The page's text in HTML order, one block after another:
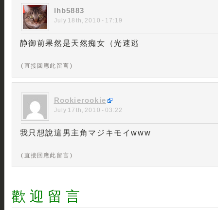
lhb5883
July 18th, 2010 - 17:19
静御前果然是天然痴女（光速逃
( 直接回應此留言 )
Rookierookie
July 17th, 2010 - 03:22
我只想說這男主角マジキモイwww
( 直接回應此留言 )
歡 迎 留 言